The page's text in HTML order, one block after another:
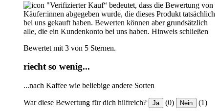
"Verifizierter Kauf“ bedeutet, dass die Bewertung von
Käufer:innen abgegeben wurde, die dieses Produkt tatsächlich
bei uns gekauft haben. Bewerten können aber grundsätzlich
alle, die ein Kundenkonto bei uns haben. Hinweis schließen
Bewertet mit 3 von 5 Sternen.
riecht so wenig...
...nach Kaffee wie beliebige andere Sorten
War diese Bewertung für dich hilfreich? Ja (0) Nein (1)